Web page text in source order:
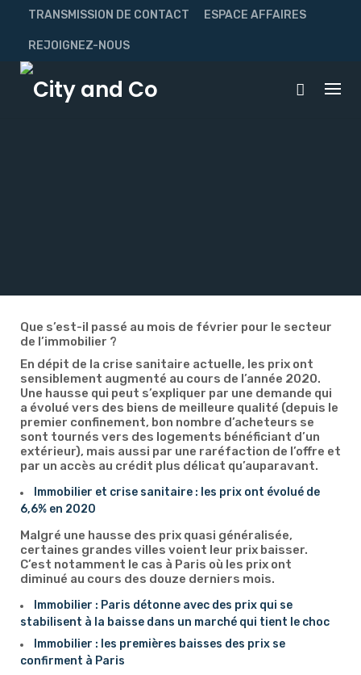
content
TRANSMISSION DE CONTACT ESPACE AFFAIRES
REJOIGNEZ-NOUS
Que s’est-il passé au mois de février pour le secteur
de l’immobilier ?
En dépit de la crise sanitaire actuelle, les prix ont
sensiblement augmenté au cours de l’année 2020.
Une hausse qui peut s’expliquer par une demande qui
a évolué vers des biens de meilleure qualité (depuis le
premier confinement, bon nombre d’acheteurs se
sont tournés vers des logements bénéficiant d’un
extérieur), mais aussi par une raréfaction de l’offre et
par un accès au crédit plus délicat qu’auparavant.
Immobilier et crise sanitaire : les prix ont évolué de
6,6% en 2020
Malgré une hausse des prix quasi généralisée,
certaines grandes villes voient leur prix baisser.
C’est notamment le cas à Paris où les prix ont
diminué au cours des douze derniers mois.
Immobilier : Paris détonne avec des prix qui se
stabilisent à la baisse dans un marché qui tient le choc
Immobilier : les premières baisses des prix se
confirment à Paris